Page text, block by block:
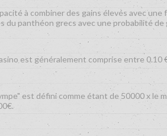
à combiner des gains élevés avec
panthéon grecs avec une probabilité de
est généralement comprise entre
est défini comme étant de 50000 x